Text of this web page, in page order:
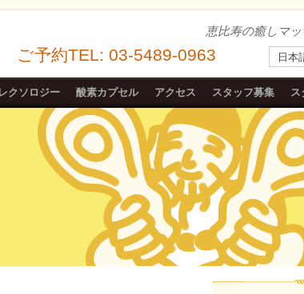
恵比寿の癒しマ
ご予約TEL: 03-5489-0963 日本
クソロジー 酸素カプセル アクセス スタッフ募集 ス